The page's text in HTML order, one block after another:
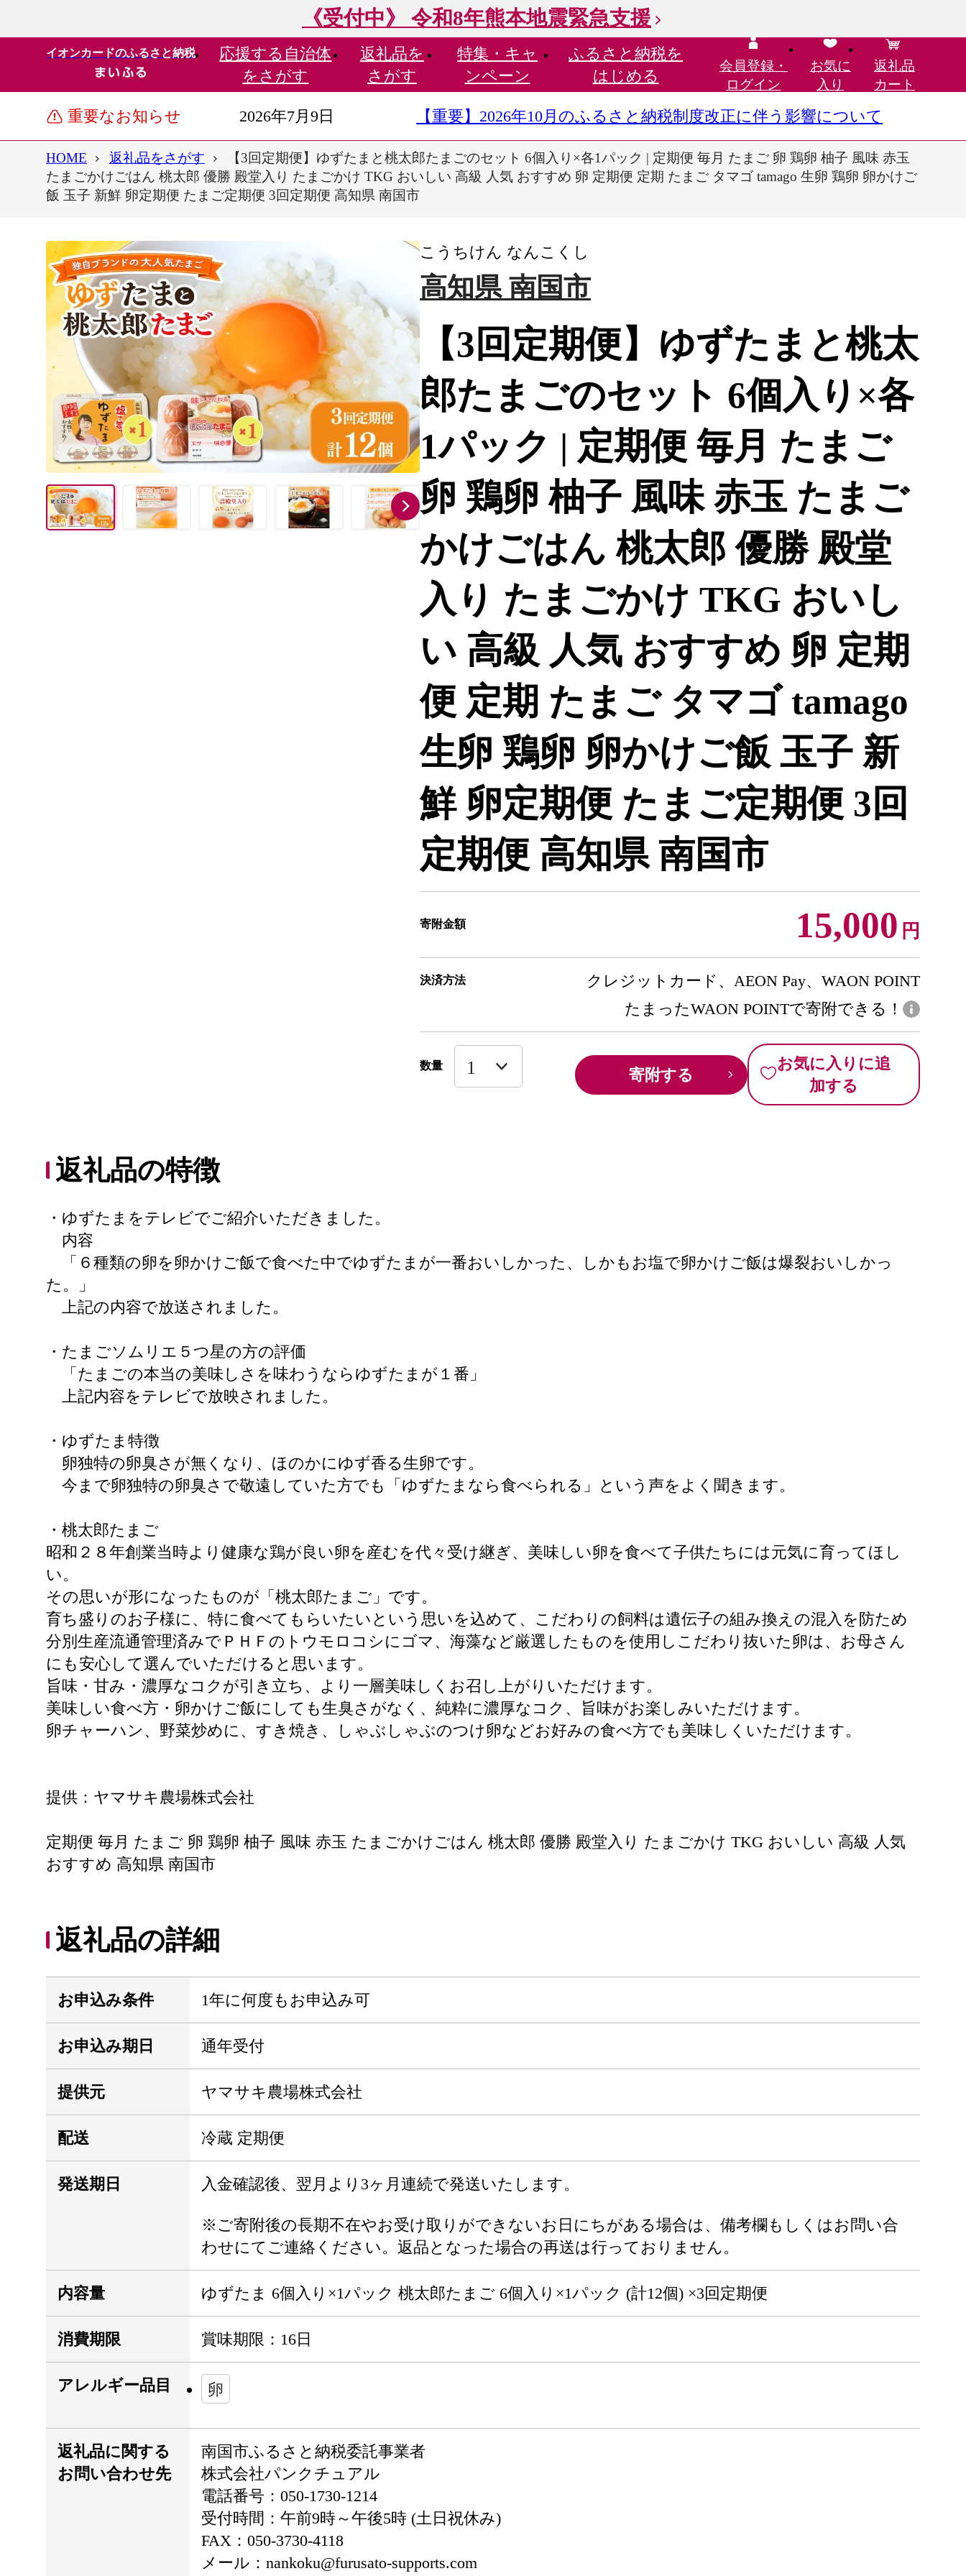
《受付中》 令和8年熊本地震緊急支援
イオンカードのふるさと納税 応援する 自治体
をさがす
返礼品を
さがす
特集・ キャ
ンペーン
ふるさと納税を
はじめる
会員登録・
ログイン
お気に
入り
返礼品
カート
重要なお知らせ 2026年7月9日 【重要】2026年10月のふるさと納税制度改正に伴う影響について
HOME 返礼品をさがす
【3回定期便】ゆずたまと桃太郎たまごのセット 6個入り×各1パック | 定期便 毎月 たまご 卵 鶏卵 柚子 風味 赤玉
たまごかけごはん 桃太郎 優勝 殿堂入り たまごかけ TKG おいしい 高級 人気 おすすめ 卵 定期便 定期 たまご タマゴ tamago 生卵 鶏卵 卵かけご
飯 玉子 新鮮 卵定期便 たまご定期便 3回定期便 高知県 南国市
こうちけん なんこくし
高知県 南国市
【3回定期便】ゆずたまと桃太
郎たまごのセット 6個入り×各
1パック | 定期便 毎月 たまご
卵 鶏卵 柚子 風味 赤玉 たまご
かけごはん 桃太郎 優勝 殿堂
入り たまごかけ TKG おいし
い 高級 人気 おすすめ 卵 定期
便 定期 たまご タマゴ tamago
生卵 鶏卵 卵かけご飯 玉子 新
鮮 卵定期便 たまご定期便 3回
定期便 高知県 南国市
寄附金額 15,000 円
決済方法
クレジットカード、AEON Pay、WAON POINT
たまったWAON POINTで寄附できる！
数量 寄附する
お気に入りに追
加する
返礼品の特徴
・ゆずたまをテレビでご紹介いただきました。
内容
「６種類の卵を卵かけご飯で食べた中でゆずたまが一番おいしかった、しかもお塩で卵かけご飯は爆裂おいしかっ
た。」
上記の内容で放送されました。
・たまごソムリエ５つ星の方の評価
「たまごの本当の美味しさを味わうならゆずたまが１番」
上記内容をテレビで放映されました。
・ゆずたま特徴
卵独特の卵臭さが無くなり、ほのかにゆず香る生卵です。
今まで卵独特の卵臭さで敬遠していた方でも「ゆずたまなら食べられる」という声をよく聞きます。
・桃太郎たまご
昭和２８年創業当時より健康な鶏が良い卵を産むを代々受け継ぎ、美味しい卵を食べて子供たちには元気に育ってほし
い。
その思いが形になったものが「桃太郎たまご」です。
育ち盛りのお子様に、特に食べてもらいたいという思いを込めて、こだわりの飼料は遺伝子の組み換えの混入を防ため
分別生産流通管理済みでＰＨＦのトウモロコシにゴマ、海藻など厳選したものを使用しこだわり抜いた卵は、お母さん
にも安心して選んでいただけると思います。
旨味・甘み・濃厚なコクが引き立ち、より一層美味しくお召し上がりいただけます。
美味しい食べ方・卵かけご飯にしても生臭さがなく、純粋に濃厚なコク、旨味がお楽しみいただけます。
卵チャーハン、野菜炒めに、すき焼き、しゃぶしゃぶのつけ卵などお好みの食べ方でも美味しくいただけます。
提供：ヤマサキ農場株式会社
定期便 毎月 たまご 卵 鶏卵 柚子 風味 赤玉 たまごかけごはん 桃太郎 優勝 殿堂入り たまごかけ TKG おいしい 高級 人気
おすすめ 高知県 南国市
返礼品の詳細
お申込み条件 1年に何度もお申込み可
お申込み期日 通年受付
提供元 ヤマサキ農場株式会社
配送 冷蔵 定期便
発送期日 入金確認後、翌月より3ヶ月連続で発送いたします。
※ご寄附後の長期不在やお受け取りができないお日にちがある場合は、備考欄もしくはお問い合
わせにてご連絡ください。返品となった場合の再送は行っておりません。
内容量 ゆずたま 6個入り×1パック 桃太郎たまご 6個入り×1パック (計12個) ×3回定期便
消費期限 賞味期限：16日
アレルギー品目 卵
返礼品に関する
お問い合わせ先
南国市ふるさと納税委託事業者
株式会社パンクチュアル
電話番号：050-1730-1214
受付時間：午前9時～午後5時 (土日祝休み)
FAX：050-3730-4118
メール：nankoku@furusato-supports.com